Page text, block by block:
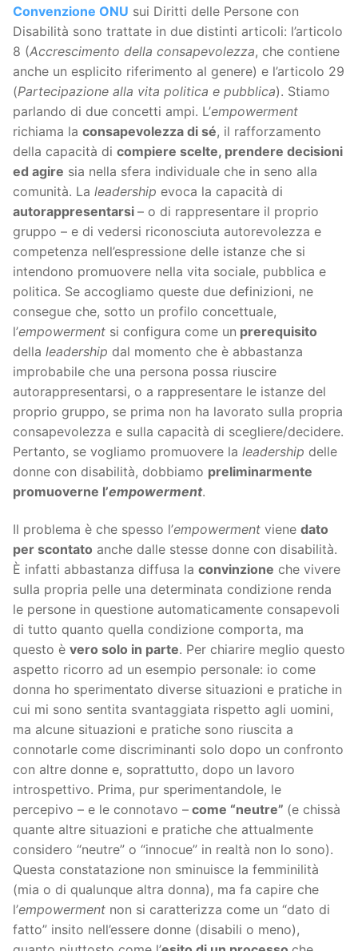
Convenzione ONU sui Diritti delle Persone con
Disabilità sono trattate in due distinti articoli: l’articolo
8 (Accrescimento della consapevolezza, che contiene
anche un esplicito riferimento al genere) e l’articolo 29
(Partecipazione alla vita politica e pubblica). Stiamo
parlando di due concetti ampi. L’empowerment
richiama la consapevolezza di sé, il rafforzamento
della capacità di compiere scelte, prendere decisioni
ed agire sia nella sfera individuale che in seno alla
comunità. La leadership evoca la capacità di
autorappresentarsi – o di rappresentare il proprio
gruppo – e di vedersi riconosciuta autorevolezza e
competenza nell’espressione delle istanze che si
intendono promuovere nella vita sociale, pubblica e
politica. Se accogliamo queste due definizioni, ne
consegue che, sotto un profilo concettuale,
l’empowerment si configura come un prerequisito
della leadership dal momento che è abbastanza
improbabile che una persona possa riuscire
autorappresentarsi, o a rappresentare le istanze del
proprio gruppo, se prima non ha lavorato sulla propria
consapevolezza e sulla capacità di scegliere/decidere.
Pertanto, se vogliamo promuovere la leadership delle
donne con disabilità, dobbiamo preliminarmente
promuoverne l’empowerment.
Il problema è che spesso l’empowerment viene dato
per scontato anche dalle stesse donne con disabilità.
È infatti abbastanza diffusa la convinzione che vivere
sulla propria pelle una determinata condizione renda
le persone in questione automaticamente consapevoli
di tutto quanto quella condizione comporta, ma
questo è vero solo in parte. Per chiarire meglio questo
aspetto ricorro ad un esempio personale: io come
donna ho sperimentato diverse situazioni e pratiche in
cui mi sono sentita svantaggiata rispetto agli uomini,
ma alcune situazioni e pratiche sono riuscita a
connotarle come discriminanti solo dopo un confronto
con altre donne e, soprattutto, dopo un lavoro
introspettivo. Prima, pur sperimentandole, le
percepivo – e le connotavo – come “neutre” (e chissà
quante altre situazioni e pratiche che attualmente
considero “neutre” o “innocue” in realtà non lo sono).
Questa constatazione non sminuisce la femminilità
(mia o di qualunque altra donna), ma fa capire che
l’empowerment non si caratterizza come un “dato di
fatto” insito nell’essere donne (disabili o meno),